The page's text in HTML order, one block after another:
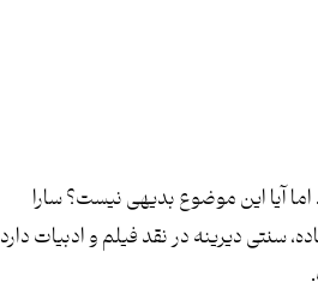
اما آیا این موضوع بدیهی نیست؟ سارا
دیرینه در نقد فیلم و ادبیات دارد